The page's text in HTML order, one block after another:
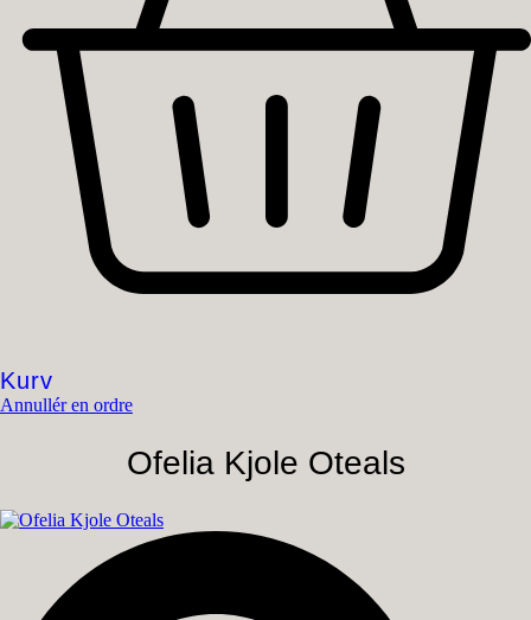
Kurv
Annullér en ordre
Ofelia Kjole Oteals